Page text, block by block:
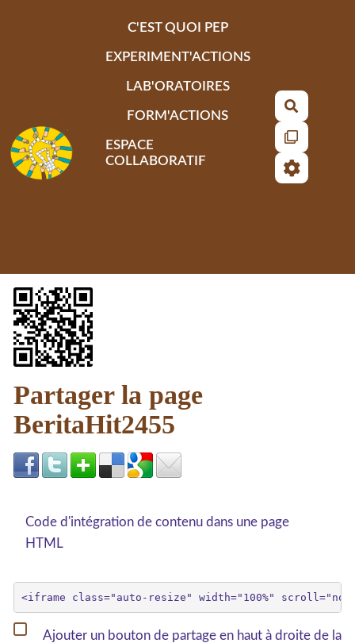
C'EST QUOI PEP
EXPERIMENT'ACTIONS
LAB'ORATOIRES
FORM'ACTIONS
ESPACE
COLLABORATIF
Partager la page
BeritaHit2455
Code d'intégration de contenu dans une page
HTML
Ajouter un bouton de partage en haut à droite de la